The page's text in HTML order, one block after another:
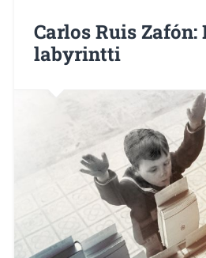
Carlos Ruis
labyrintti